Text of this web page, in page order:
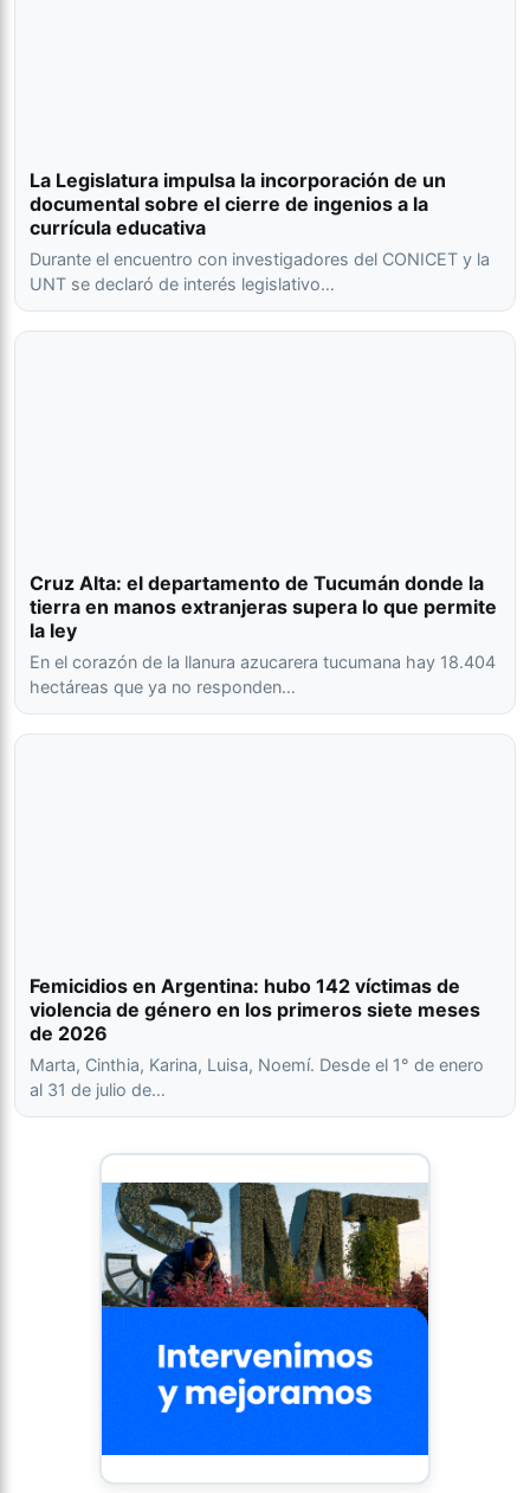
La Legislatura impulsa la incorporación de un
documental sobre el cierre de ingenios a la
currícula educativa
Durante el encuentro con investigadores del CONICET y la
UNT se declaró de interés legislativo…
Cruz Alta: el departamento de Tucumán donde la
tierra en manos extranjeras supera lo que permite
la ley
En el corazón de la llanura azucarera tucumana hay 18.404
hectáreas que ya no responden…
Femicidios en Argentina: hubo 142 víctimas de
violencia de género en los primeros siete meses
de 2026
Marta, Cinthia, Karina, Luisa, Noemí. Desde el 1° de enero
al 31 de julio de…